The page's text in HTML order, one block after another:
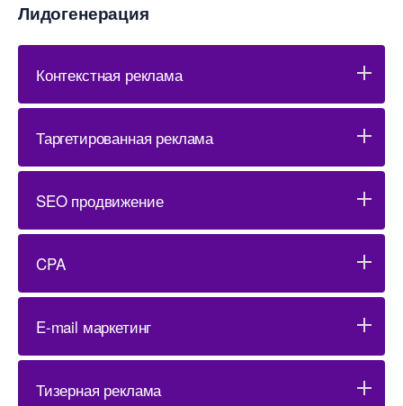
Лидогенерация
Контекстная реклама
Таргетированная реклама
SEO продвижение
CPA
E-mail маркетин
Тизерная реклама